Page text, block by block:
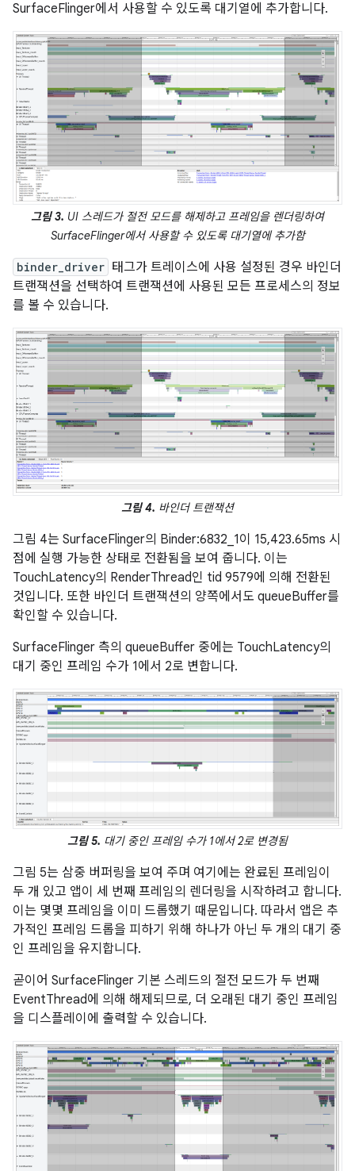
SurfaceFlinger에서 사용할 수 있도록 대기열에 추가합니다.
그림 3. UI 스레드가 절전 모드를 해제하고 프레임을 렌더링하여
SurfaceFlinger에서 사용할 수 있도록 대기열에 추가함
binder_driver 태그가 트레이스에 사용 설정된 경우 바인더
트랜잭션을 선택하여 트랜잭션에 사용된 모든 프로세스의 정보
를 볼 수 있습니다.
그림 4. 바인더 트랜잭션
그림 4는 SurfaceFlinger의 Binder:6832_1이 15,423.65ms 시
점에 실행 가능한 상태로 전환됨을 보여 줍니다. 이는
TouchLatency의 RenderThread인 tid 9579에 의해 전환된
것입니다. 또한 바인더 트랜잭션의 양쪽에서도 queueBuffer를
확인할 수 있습니다.
SurfaceFlinger 측의 queueBuffer 중에는 TouchLatency의
대기 중인 프레임 수가 1에서 2로 변합니다.
그림 5. 대기 중인 프레임 수가 1에서 2로 변경됨
그림 5는 삼중 버퍼링을 보여 주며 여기에는 완료된 프레임이
두 개 있고 앱이 세 번째 프레임의 렌더링을 시작하려고 합니다.
이는 몇몇 프레임을 이미 드롭했기 때문입니다. 따라서 앱은 추
가적인 프레임 드롭을 피하기 위해 하나가 아닌 두 개의 대기 중
인 프레임을 유지합니다.
곧이어 SurfaceFlinger 기본 스레드의 절전 모드가 두 번째
EventThread에 의해 해제되므로, 더 오래된 대기 중인 프레임
을 디스플레이에 출력할 수 있습니다.